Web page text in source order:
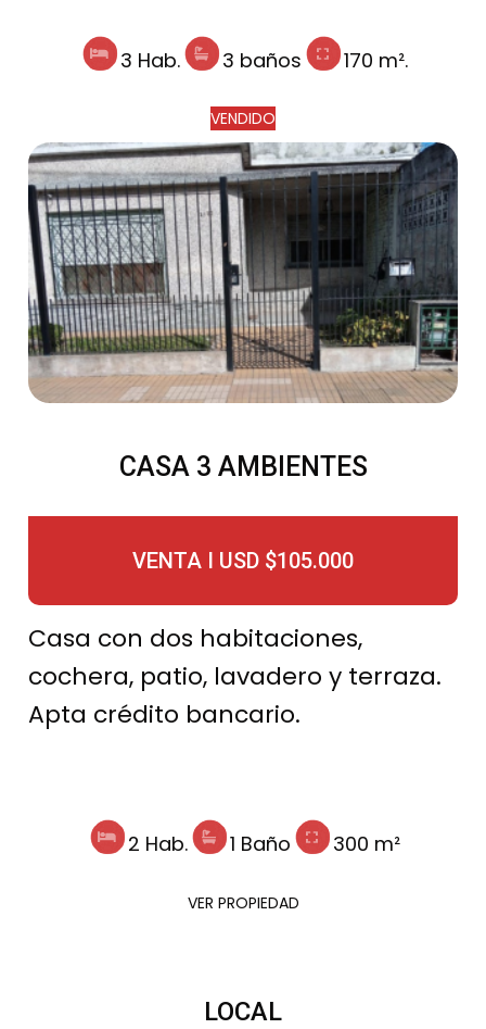
3 Hab. 3 baños 170 m².
VENDIDO
CASA 3 AMBIENTES
VENTA I USD $105.000
Casa con dos habitaciones,
cochera, patio, lavadero y terraza.
Apta crédito bancario.
2 Hab. 1 Baño 300 m²
VER PROPIEDAD
LOCAL